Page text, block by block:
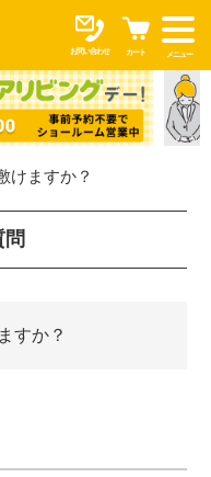
お問い合わせ カート メニュー
けますか？
問
すか？